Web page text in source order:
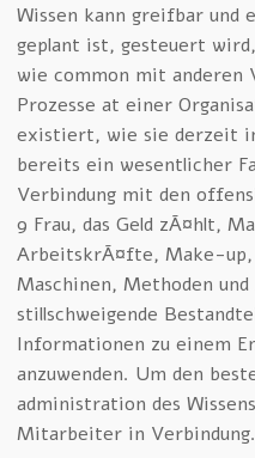
Wissen kann greifbar und
geplant ist, gesteuert
wie common mit anderen
Prozesse at einer
existiert, wie sie derzeit
bereits ein wesentlicher
Verbindung mit den
9 Frau, das Geld zÃ¤hlt,
ArbeitskrÃ¤fte, Make-
Maschinen, Methoden
stillschweigende
Informationen zu einem
anzuwenden. Um den
administration des
Mitarbeiter in Verbindung.